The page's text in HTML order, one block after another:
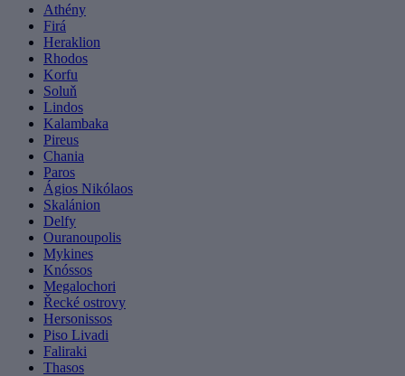
Athény
Firá
Heraklion
Rhodos
Korfu
Soluň
Lindos
Kalambaka
Pireus
Chania
Paros
Ágios Nikólaos
Skalánion
Delfy
Ouranoupolis
Mykines
Knóssos
Megalochori
Řecké ostrovy
Hersonissos
Piso Livadi
Faliraki
Thasos